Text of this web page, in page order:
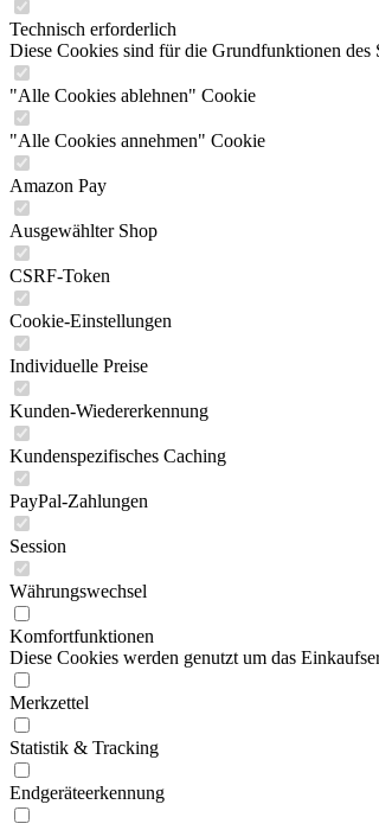
Technisch erforderlich
Diese Cookies sind für die Grundfunktionen des
"Alle Cookies ablehnen" Cookie
"Alle Cookies annehmen" Cookie
Amazon Pay
Ausgewählter Shop
CSRF-Token
Cookie-Einstellungen
Individuelle Preise
Kunden-Wiedererkennung
Kundenspezifisches Caching
PayPal-Zahlungen
Session
Währungswechsel
Komfortfunktionen
Diese Cookies werden genutzt um das
Merkzettel
Statistik & Tracking
Endgeräteerkennung